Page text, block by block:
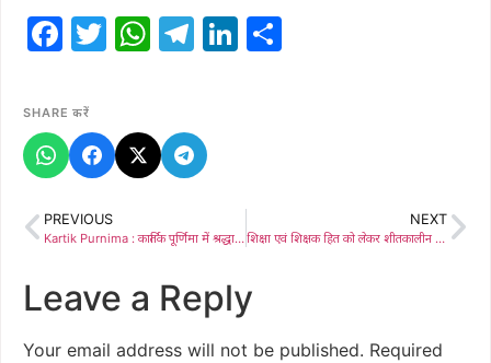
Facebook
Twitter
WhatsApp
Telegram
LinkedIn
SHARE करें
PREVIOUS
Kartik Purnima : कार्तिक पूर्णिमा में श्रद्धालुओं ने वैतरणी नदी में लगाई आस्था की डुबकी, पुरी मंदिर स्वरूप थर्माकोल से बनी नाव को नदी में किया प्रवाहित
NEXT
शिक्षा एवं शिक्षक हित को लेकर शीतकालीन सत्र में उठेगा मामला – विधायक दीपक बिरुवा
Leave a Reply
Your email address will not be published. Required